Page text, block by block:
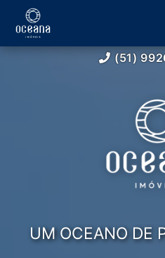
(51)
UM OCEANO DE